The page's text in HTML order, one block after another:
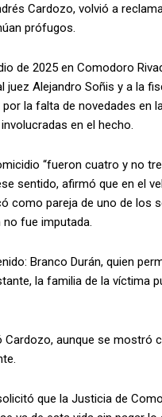
Cardozo, volvió a
prófugos.
de 2025 en Comodoro
Alejandro Soñis y a la
la falta de novedades en
en el hecho.
“fueron cuatro y no
sentido, afirmó que en el
como pareja de uno de los
fue imputada.
Branco Durán, quien
la familia de la víctima
Cardozo, aunque se
que la Justicia de